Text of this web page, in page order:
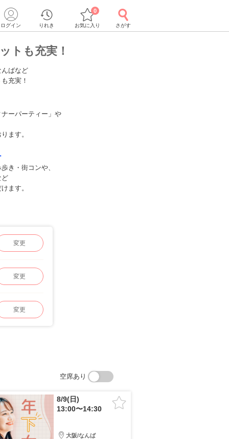
ログイン りれき お気に入り
0
さがす
トも充実！
ばなど
充実！
ーパーティー」や
ます。
き・街コンや、
ど
ます。
変更
変更
変更
空席あり
8/9(日)
13:00〜14:30
大阪/なんば